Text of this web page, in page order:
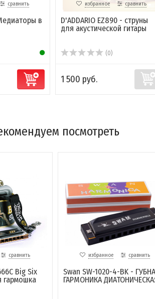
сравнить
в
избранное сравнить
D'ADDARIO EZ890 - струны
для акустической гитары
(0)
1 500 руб.
посмотреть
сравнить
Big Six
гармошка
избранное сравнить
Swan SW-1020-4-BK -
ГАРМОНИКА